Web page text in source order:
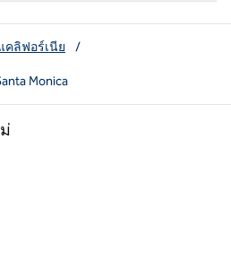
คลิฟอร์เนีย
/
Monica